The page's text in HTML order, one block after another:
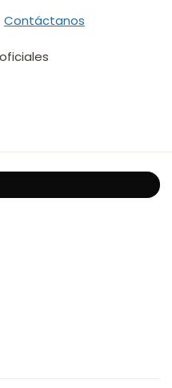
Contáctanos